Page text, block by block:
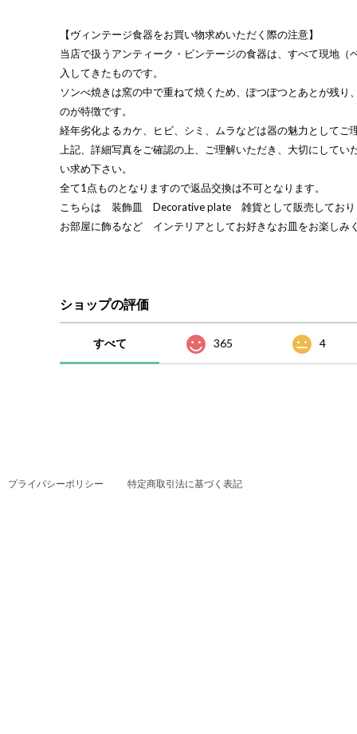
【ヴィンテージ食器をお買い物求めいただく際の注意】
当店で扱うアンティーク・ビンテージの食器は、すべて現地（
入してきたものです。
ソンべ焼きは窯の中で重ねて焼くため、ぽつぽつとあとが残り
のが特徴です。
経年劣化よるカケ、ヒビ、シミ、ムラなどは器の魅力としてご
上記、詳細写真をご確認の上、ご理解いただき、大切にしてい
い求め下さい。
全て1点ものとなりますので返品交換は不可となります。
こちらは 装飾皿 Decorative plate 雑貨として販売しており
お部屋に飾るなど インテリアとしてお好きなお皿をお楽しみ
ショップの評価
すべて 365 4
プライバシーポリシー 特定商取引法に基づく表記